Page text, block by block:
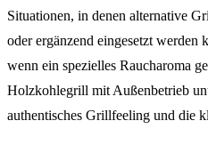
Situationen, in denen alternative
oder ergänzend eingesetzt werden
wenn ein spezielles Raucharoma
Holzkohlegrill mit Außenbetrieb
authentisches Grillfeeling und die